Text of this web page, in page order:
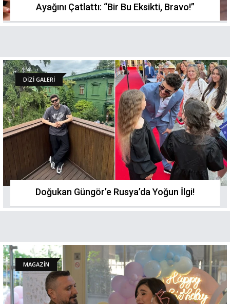
Ayağını Çatlattı: “Bir Bu Eksikti, Bravo!”
DİZİ GALERİ
Doğukan Güngör’e Rusya’da Yoğun İlgi!
MAGAZİN